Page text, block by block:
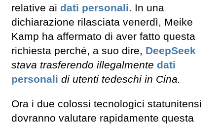
relative ai dati personali. In una
dichiarazione rilasciata venerdì, Meike
Kamp ha affermato di aver fatto questa
richiesta perché, a suo dire, DeepSeek
stava trasferendo illegalmente dati
personali di utenti tedeschi in Cina.
Ora i due colossi tecnologici statunitensi
dovranno valutare rapidamente questa